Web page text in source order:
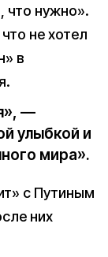
что нужно».
не хотел
в
—
улыбкой и
мира».
с Путиным
них